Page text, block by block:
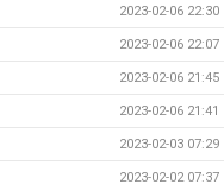
2023-02-06 22:30
2023-02-06 22:07
2023-02-06 21:45
2023-02-06 21:41
2023-02-03 07:29
2023-02-02 07:37